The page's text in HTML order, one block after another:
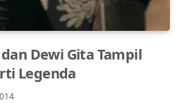
Dewi Gita Tampil
Legenda